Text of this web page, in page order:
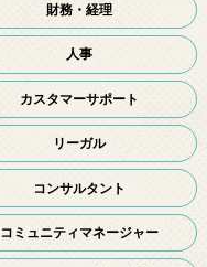
財務・経理
人事
カスタマーサポート
リーガル
コンサルタント
コミュニティマネージャー